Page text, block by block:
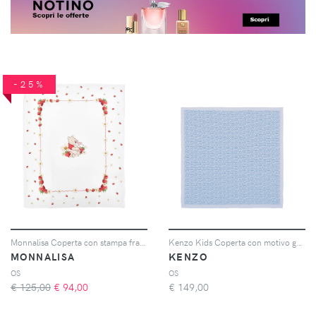
-25%
MONNALISA
OS
€ 125,00 € 94,00
KENZO
OS
€ 149,00